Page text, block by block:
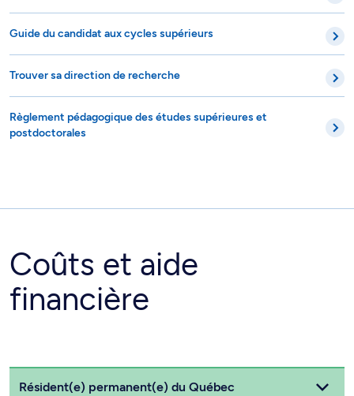
Guide du candidat aux cycles supérieurs
Trouver sa direction de recherche
Règlement pédagogique des études supérieures et
postdoctorales
Coûts et aide
financière
Choisissez votre statut
Résident(e) permanent(e) du Québec